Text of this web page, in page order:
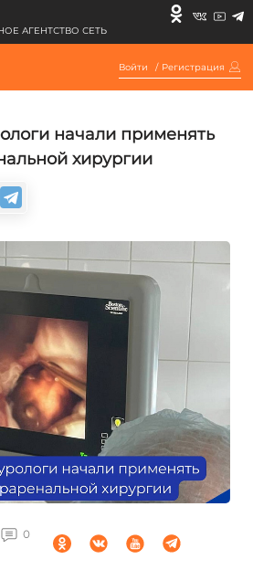
АГЕНТСТВО СЕТЬ
Войти / Регистрация
начали применять
хирургии
0